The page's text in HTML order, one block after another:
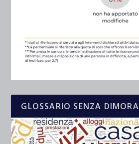
GLOSSARIO SENZA DIMORA